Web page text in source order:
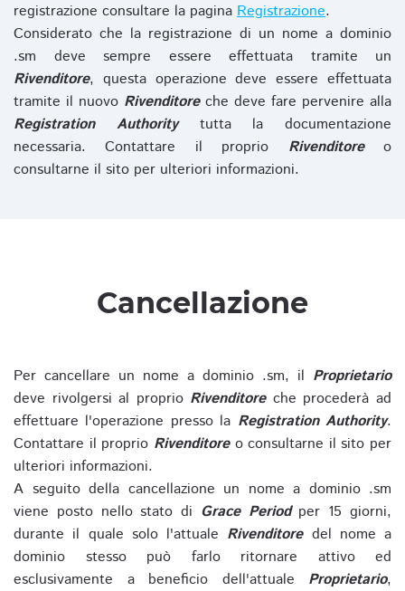
registrazione consultare la pagina Registrazione.
Considerato che la registrazione di un nome a dominio
.sm deve sempre essere effettuata tramite un
Rivenditore, questa operazione deve essere effettuata
tramite il nuovo Rivenditoreche deve fare pervenire alla
Registration Authoritytutta la documentazione
necessaria. Contattare il proprio Rivenditoreo
consultarne il sito per ulteriori informazioni.
Cancellazione
Per cancellare un nome a dominio .sm, il Proprietario
deve rivolgersi al proprio Rivenditoreche procederà ad
effettuare l'operazione presso la Registration Authority.
Contattare il proprio Rivenditoreo consultarne il sito per
ulteriori informazioni.
A seguito della cancellazione un nome a dominio .sm
viene posto nello stato di Grace Periodper 15 giorni,
durante il quale solo l'attuale Rivenditoredel nome a
dominio stesso può farlo ritornare attivo ed
esclusivamente a beneficio dell'attuale Proprietario,